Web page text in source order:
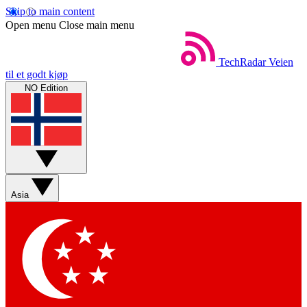
Skip to main content
Open menu Close main menu
TechRadar Veien
til et godt kjøp
NO Edition
Asia